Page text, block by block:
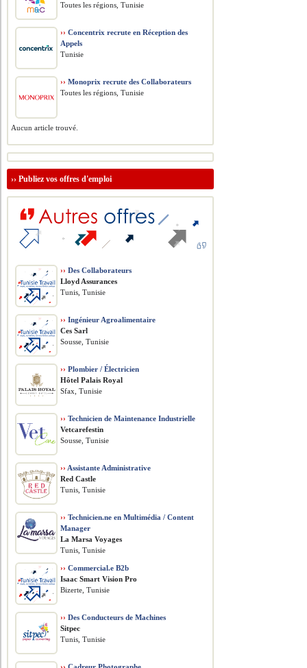
Toutes les régions, Tunisie
›› Concentrix recrute en Réception des
Appels
Tunisie
›› Monoprix recrute des Collaborateurs
Toutes les régions, Tunisie
Aucun article trouvé.
››Publiez vos offres d'emploi
›› Des Collaborateurs
Lloyd Assurances
Tunis, Tunisie
›› Ingénieur Agroalimentaire
Ces Sarl
Sousse, Tunisie
›› Plombier / Électricien
Hôtel Palais Royal
Sfax, Tunisie
›› Technicien de Maintenance Industrielle
Vetcarefestin
Sousse, Tunisie
›› Assistante Administrative
Red Castle
Tunis, Tunisie
›› Technicien.ne en Multimédia / Content
Manager
La Marsa Voyages
Tunis, Tunisie
›› Commercial.e B2b
Isaac Smart Vision Pro
Bizerte, Tunisie
›› Des Conducteurs de Machines
Sitpec
Tunis, Tunisie